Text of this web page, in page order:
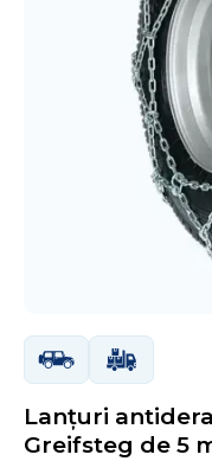
Lanțuri
Greifsteg de 5